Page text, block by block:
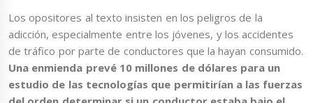
Los opositores al texto insisten en los peligros de la
adicción, especialmente entre los jóvenes, y los accidentes
de tráfico por parte de conductores que la hayan consumido.
Una enmienda prevé 10 millones de dólares para un
estudio de las tecnologías que permitirían a las fuerzas